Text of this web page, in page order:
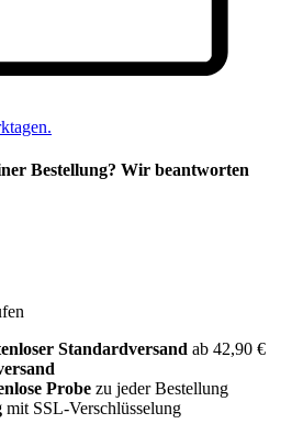
Bestellung? Wir beantworten
Standardversand ab 42,90 €
Probe zu jeder Bestellung
mit SSL-Verschlüsselung